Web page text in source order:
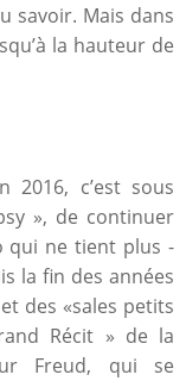
savoir. Mais dans
la hauteur de
2016, c’est sous
», de continuer
qui ne tient plus -
la fin des années
des «sales petits
Récit » de la
Freud, qui se